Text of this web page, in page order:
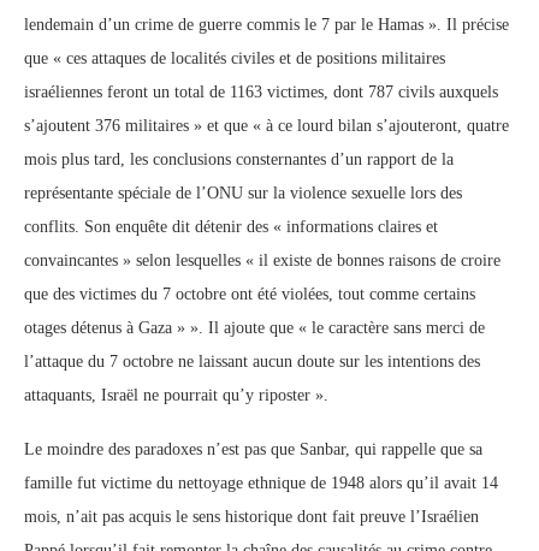
lendemain d’un crime de guerre commis le 7 par le Hamas ». Il précise
que « ces attaques de localités civiles et de positions militaires
israéliennes feront un total de 1163 victimes, dont 787 civils auxquels
s’ajoutent 376 militaires » et que « à ce lourd bilan s’ajouteront, quatre
mois plus tard, les conclusions consternantes d’un rapport de la
représentante spéciale de l’ONU sur la violence sexuelle lors des
conflits. Son enquête dit détenir des « informations claires et
convaincantes » selon lesquelles « il existe de bonnes raisons de croire
que des victimes du 7 octobre ont été violées, tout comme certains
otages détenus à Gaza » ». Il ajoute que « le caractère sans merci de
l’attaque du 7 octobre ne laissant aucun doute sur les intentions des
attaquants, Israël ne pourrait qu’y riposter ».
Le moindre des paradoxes n’est pas que Sanbar, qui rappelle que sa
famille fut victime du nettoyage ethnique de 1948 alors qu’il avait 14
mois, n’ait pas acquis le sens historique dont fait preuve l’Israélien